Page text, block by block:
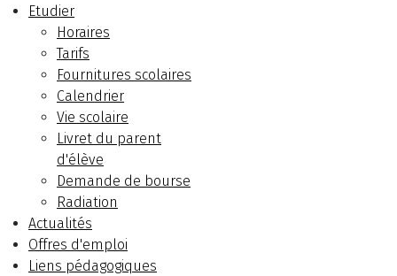
Etudier
Horaires
Tarifs
Fournitures scolaires
Calendrier
Vie scolaire
Livret du parent
d'élève
Demande de bourse
Radiation
Actualités
Offres d'emploi
Liens pédagogiques